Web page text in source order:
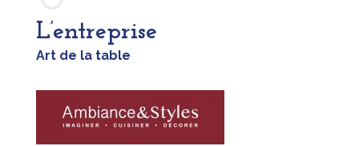
L’entreprise
Art de la table